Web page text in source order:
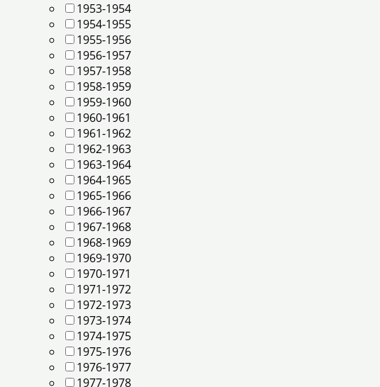
1953-1954
1954-1955
1955-1956
1956-1957
1957-1958
1958-1959
1959-1960
1960-1961
1961-1962
1962-1963
1963-1964
1964-1965
1965-1966
1966-1967
1967-1968
1968-1969
1969-1970
1970-1971
1971-1972
1972-1973
1973-1974
1974-1975
1975-1976
1976-1977
1977-1978